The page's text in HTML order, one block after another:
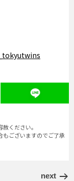
ください。
ございますのでご了承
next